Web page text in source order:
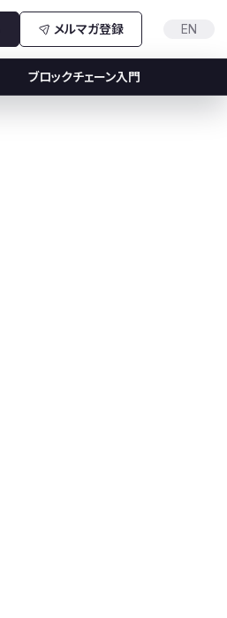
メルマガ登録 EN
ブロックチェーン入門